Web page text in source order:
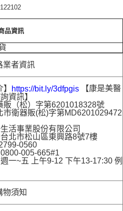
品資訊
業者資訊
https://bit.ly/3dfpgis 【康是美醫
資訊】
販（松）字第6201018328號
衛器販(松)字第MD6201029472
活事業股份有限公司
北市松山區東興路8號7樓
0560
005-665#1
一~五 上午9-12 下午13-17:30 例
物須知